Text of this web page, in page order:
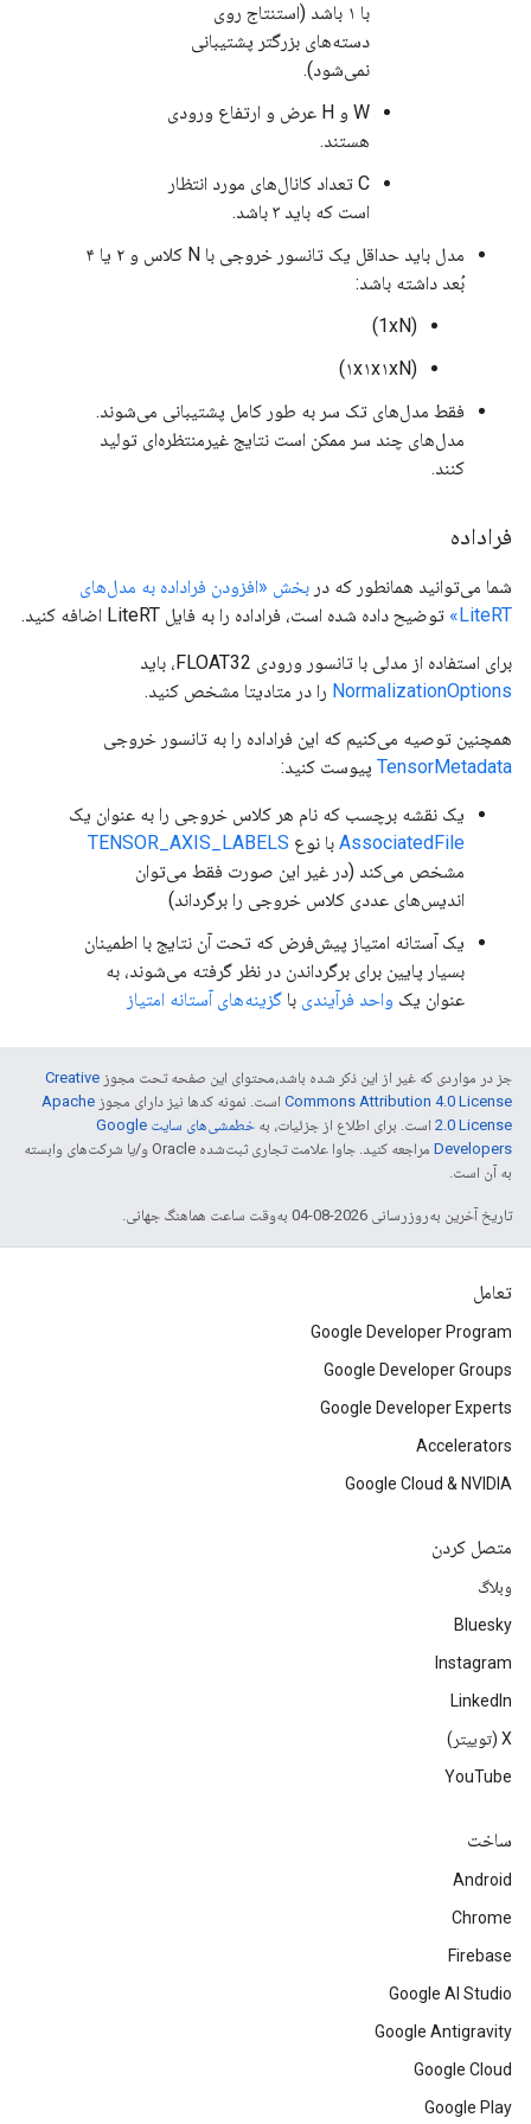
با ۱ باشد (استنتاج روی
دسته‌های بزرگتر پشتیبانی
نمی‌شود).
W و H عرض و ارتفاع ورودی
هستند.
C تعداد کانال‌های مورد انتظار
است که باید ۳ باشد.
مدل باید حداقل یک تانسور خروجی با N کلاس و ۲ یا ۴
بُعد داشته باشد:
(1xN)
(۱x۱x۱xN)
فقط مدل‌های تک سر به طور کامل پشتیبانی می‌شوند.
مدل‌های چند سر ممکن است نتایج غیرمنتظره‌ای تولید
کنند.
فراداده
شما می‌توانید همانطور که در بخش «افزودن فراداده به مدل‌های
LiteRT»
توضیح داده شده است، فراداده را به فایل LiteRT اضافه کنید.
برای استفاده از مدلی با تانسور ورودی FLOAT32، باید
NormalizationOptions را در متادیتا مشخص کنید.
همچنین توصیه می‌کنیم که این فراداده را به تانسور خروجی
TensorMetadata پیوست کنید:
یک نقشه برچسب که نام هر کلاس خروجی را به عنوان یک
AssociatedFile با نوع TENSOR_AXIS_LABELS
مشخص می‌کند (در غیر این صورت فقط می‌توان
اندیس‌های عددی کلاس خروجی را برگرداند)
یک آستانه امتیاز پیش‌فرض که تحت آن نتایج با اطمینان
بسیار پایین برای برگرداندن در نظر گرفته می‌شوند، به
عنوان یک واحد فرآیندی با گزینه‌های آستانه امتیاز
جز در مواردی که غیر از این ذکر شده باشد،‌محتوای این صفحه تحت مجوز Creative
Commons Attribution 4.0 License است. نمونه کدها نیز دارای مجوز Apache
2.0 License است. برای اطلاع از جزئیات، به
خطمشی‌های سایت Google
Developers‏
مراجعه کنید. جاوا علامت تجاری ثبت‌شده Oracle و/یا شرکت‌های وابسته
به آن است.
تاریخ آخرین به‌روزرسانی 2026-08-04 به‌وقت ساعت هماهنگ جهانی.
تعامل
Google Developer Program
Google Developer Groups
Google Developer Experts
Accelerators
Google Cloud & NVIDIA
متصل کردن
وبلاگ
Bluesky
Instagram
LinkedIn
‫X (توییتر)
YouTube
ساخت
Android
Chrome
Firebase
Google AI Studio
Google Antigravity
Google Cloud
Google Play